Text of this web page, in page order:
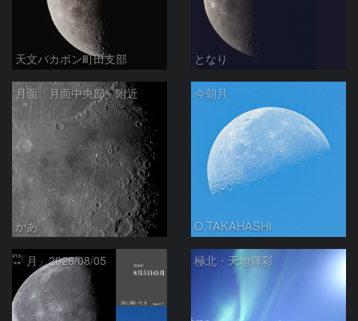
天文バカボン町田支部 となり
月面「月面中央部」附近
かあ
今朝月
O.TAKAHASHI
「月」2026/08/05 極北・天地輝彩